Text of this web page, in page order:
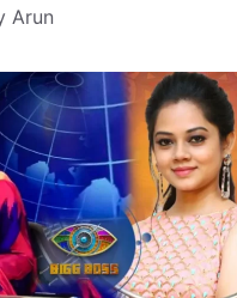
Arun